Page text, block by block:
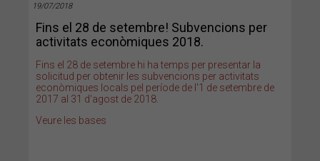
19/07/2018
Fins el 28 de setembre! Subvencions per
activitats econòmiques 2018.
Fins el 28 de setembre hi ha temps per presentar la
solicitud per obtenir les subvencions per activitats
econòmiques locals pel període de l'1 de setembre de
2017 al 31 d'agost de 2018.
Veure les bases